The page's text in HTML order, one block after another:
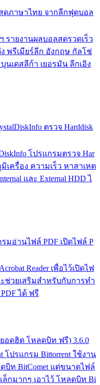
สดภาษาไทย จากลีกฟุตบอล
รายงานผลบอลสดรวดเร็ว
พรีเมียร์ลีก อังกฤษ กัลโช่
นเดสลีก้า เยอรมัน ลีกเอิง
ตรวจ Harddisk
โปรแกรมตรวจ Har
ครื่อง ความเร็ว หาสาเหต
และ External HDD ไ
รมอ่านไฟล์ PDF เปิดไฟล์ P
Reader เพื่อไว้เปิดไฟ
ะช่วยเสริมสำหรับกับการทำ
ได้ ฟรี
ยอดฮิต โหลดบิท ฟรี) 3.6.0
โปรแกรม Bittorrent ใช้งาน
บิท BitComet แต่ขนาดไฟล์
ล็กมากๆ เอาไว้ โหลดบิท Bi